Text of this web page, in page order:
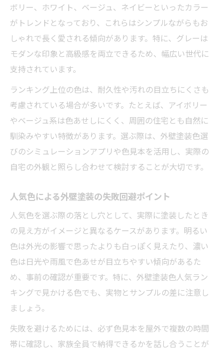
ボリー、ホワイト、ベージュ、ネイビーといったカラー
がトレンドとなっており、これらはシンプルながらもお
しゃれで長く愛される傾向があります。特に、グレーは
モダンな印象と高級感を両立できるため、幅広い世代に
支持されています。
ランキング上位の色は、耐久性や汚れの目立ちにくさも
考慮されている場合が多いです。たとえば、アイボリー
やベージュ系は色あせしにくく、周囲の住宅とも自然に
馴染みやすい特徴があります。選ぶ際は、外壁塗装色選
びのシミュレーションアプリや色見本を活用し、実際の
自宅の外観と照らし合わせて検討することが大切です。
人気色による外壁塗装の失敗回避ポイント
人気色を選ぶ際の落とし穴として、実際に塗装したとき
の見え方がイメージと異なるケースがあります。明るい
色は外光の影響で思ったよりも白っぽく見えたり、濃い
色は日光や雨風で色あせが目立ちやすい傾向があるた
め、事前の確認が重要です。特に、外壁塗装色人気ラン
キングで見かける色でも、実物とサンプルの差に注意し
ましょう。
失敗を避けるためには、必ず色見本を屋外で複数の時間
帯に確認し、家族全員で納得できるかを話し合うことが